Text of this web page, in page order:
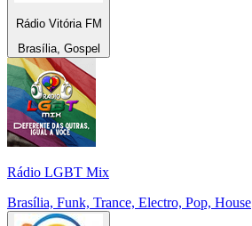
Rádio Vitória FM
Brasília, Gospel
Rádio LGBT Mix
Brasília, Funk, Trance, Electro, Pop, House